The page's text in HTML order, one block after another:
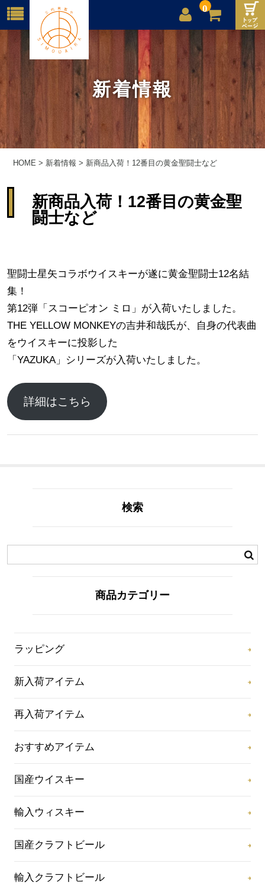
0
店舗案内
ご利用案内
送料
お問合せ
新着情報
HOME > 新着情報 > 新商品入荷！12番目の黄金聖闘士など
新商品入荷！12番目の黄金聖
闘士など
聖闘士星矢コラボウイスキーが遂に黄金聖闘士12名結
集！
第12弾「スコーピオン ミロ」が入荷いたしました。
THE YELLOW MONKEYの吉井和哉氏が、自身の代表曲
をウイスキーに投影した
「YAZUKA」シリーズが入荷いたしました。
詳細はこちら
検索
商品カテゴリー
ラッピング
新入荷アイテム
再入荷アイテム
おすすめアイテム
国産ウイスキー
輸入ウィスキー
国産クラフトビール
輸入クラフトビール